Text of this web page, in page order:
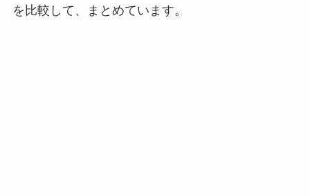
を比較して、まとめています。